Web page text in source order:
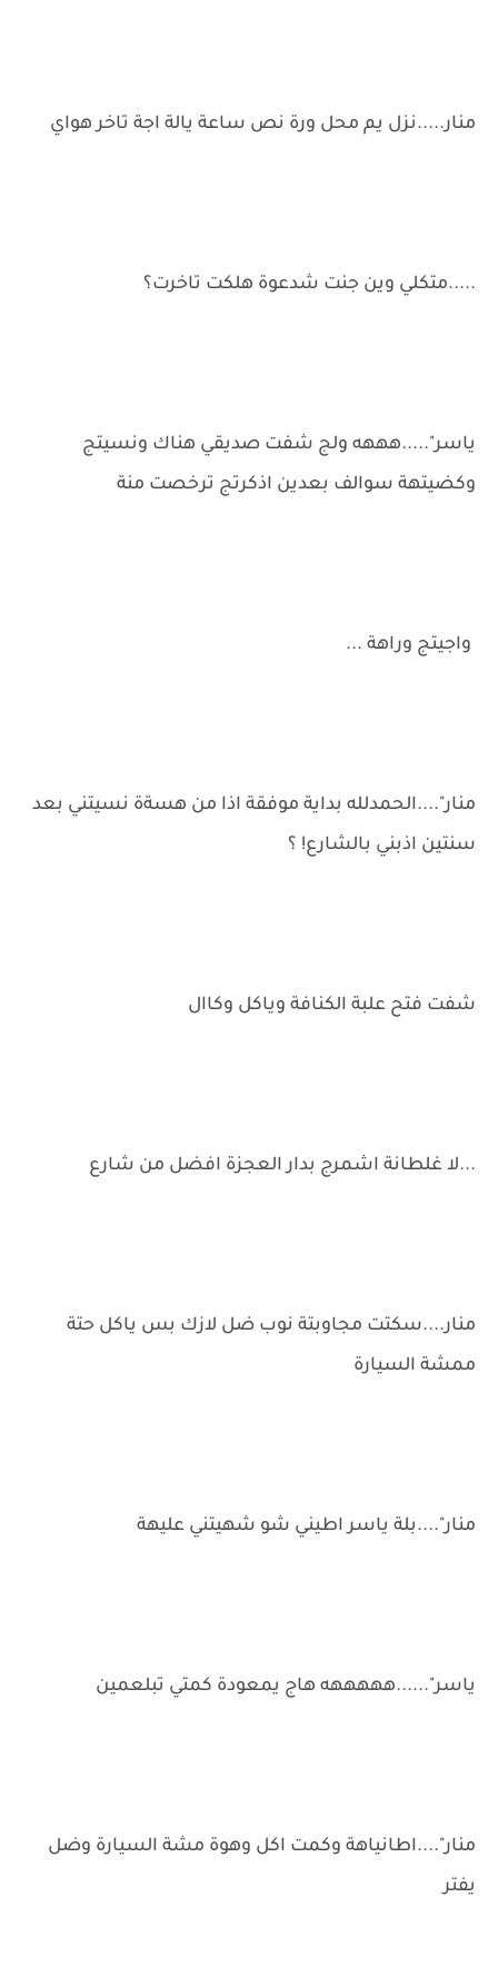
منار.....نزل يم محل ورة نص ساعة يالة اجة تاخر هواي
.....متكلي وين جنت شدعوة هلكت تاخرت؟
ياسر".....هههه ولج شفت صديقي هناك ونسيتج
وكضيتهة سوالف بعدين اذكرتج ترخصت منة
واجيتج وراهة ...
منار"....الحمدلله بداية موفقة اذا من هسةة نسيتني بعد
سنتين اذبني بالشارع! ؟
شفت فتح علبة الكنافة وياكل وكاال
...لا غلطانة اشمرج بدار العجزة افضل من شارع
منار....سكتت مجاوبتة نوب ضل لازك بس ياكل حتة
ممشة السيارة
منار"....بلة ياسر اطيني شو شهيتني عليهة
ياسر"......هههههه هاج يمعودة كمتي تبلعمين
منار"....اطانياهة وكمت اكل وهوة مشة السيارة وضل
يفتر